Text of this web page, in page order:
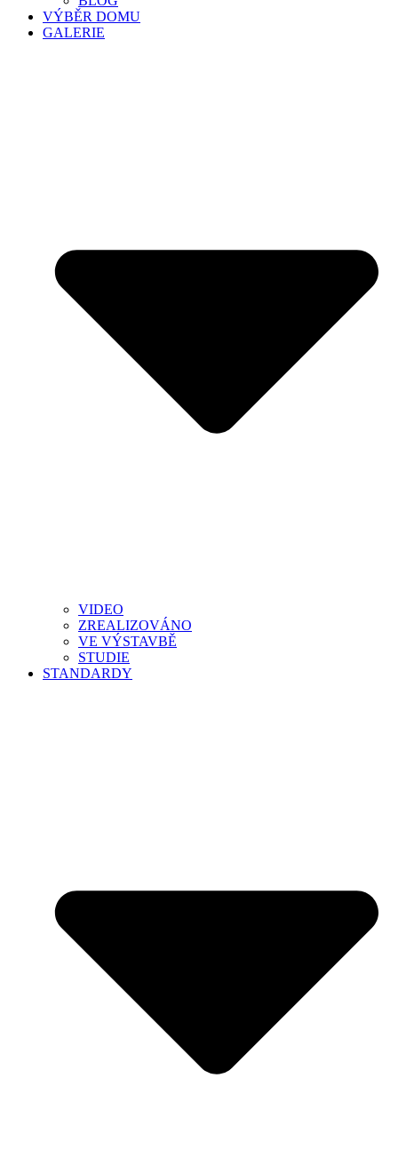
VÝBĚR DOMU
GALERIE
VIDEO
ZREALIZOVÁNO
VE VÝSTAVBĚ
STUDIE
STANDARDY